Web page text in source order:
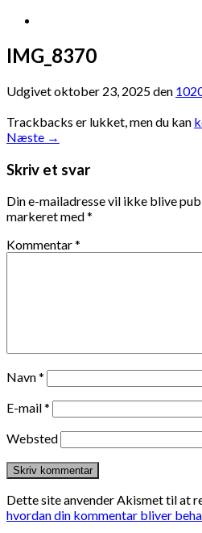
IMG_8370
Udgivetoktober 23, 2025den
Trackbacks er lukket, men du kan
Næste →
Skriv et svar
Din e-mailadresse vil ikke blive
markeret med*
Kommentar*
Navn*
E-mail*
Websted
Dette site anvender Akismet til at
hvordan din kommentar bliver